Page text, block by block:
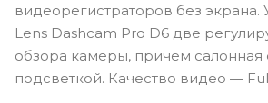
видеорегистраторов без экрана.
Lens Dashcam Pro D6 две
обзора камеры, причем
подсветкой. Качество видео —